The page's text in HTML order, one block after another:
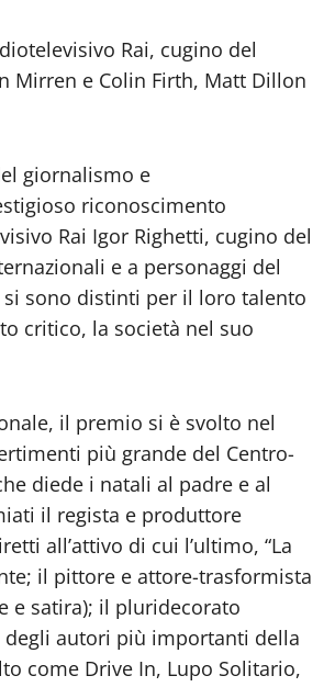
Rai, cugino del
Mirren e Colin Firth, Matt Dillon
giornalismo e
riconoscimento
Rai Igor Righetti, cugino del
e a personaggi del
sono distinti per il loro talento
critico, la società nel suo
il premio si è svolto nel
più grande del Centro-
diede i natali al padre e al
il regista e produttore
all’attivo di cui l’ultimo, “La
il pittore e attore-trasformista
e satira); il pluridecorato
degli autori più importanti della
come Drive In, Lupo Solitario,